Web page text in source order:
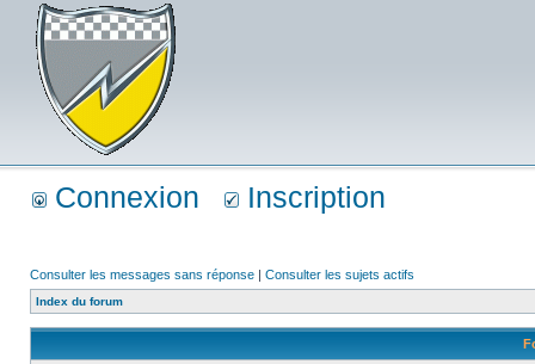
Connexion Inscription
Consulter les messages sans réponse | Consulter les sujets actifs
Index du forum